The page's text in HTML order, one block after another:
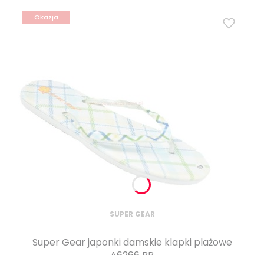
Okazja
SUPER GEAR
Super Gear japonki damskie klapki plażowe